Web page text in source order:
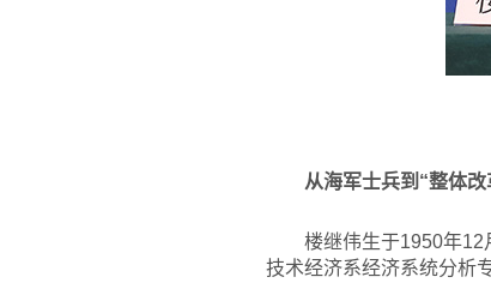
从海军士兵到“整体改
楼继伟生于1950年12
技术经济系经济系统分析